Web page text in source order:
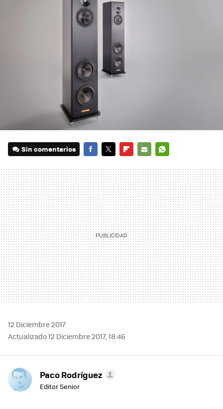
Sin comentarios
MAIL
12 Diciembre 2017
Actualizado 12 Diciembre 2017, 18:46
Paco Rodríguez
Editor Senior